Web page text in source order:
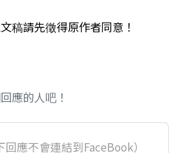
稿請先徵得原作者同意！
應的人吧！
回應不會連結到FaceBook）